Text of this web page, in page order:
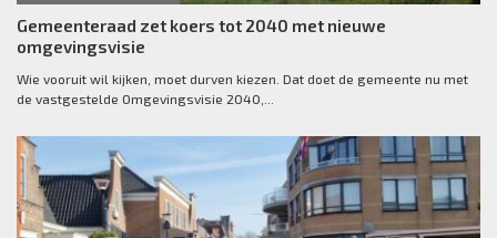
Gemeenteraad zet koers tot 2040 met nieuwe
omgevingsvisie
Wie vooruit wil kijken, moet durven kiezen. Dat doet de gemeente nu met
de vastgestelde Omgevingsvisie 2040,...